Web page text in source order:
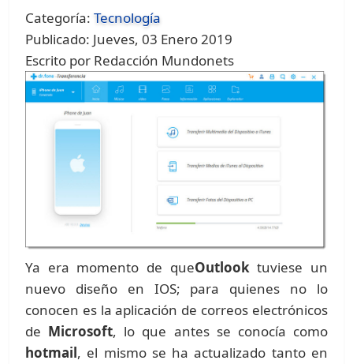
Categoría:Tecnología
Publicado: Jueves, 03 Enero 2019
Escrito por Redacción Mundonets
Ya era momento de queOutlooktuviese un
nuevo diseño en IOS; para quienes no lo
conocen es la aplicación de correos electrónicos
de Microsoft, lo que antes se conocía como
hotmail, el mismo se ha actualizado tanto en